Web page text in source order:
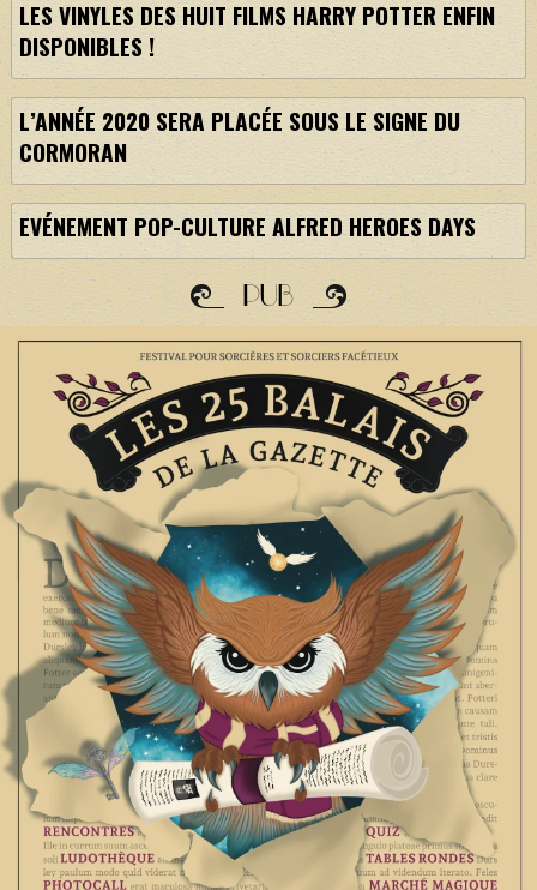
LES VINYLES DES HUIT FILMS HARRY POTTER ENFIN
DISPONIBLES !
L’ANNÉE 2020 SERA PLACÉE SOUS LE SIGNE DU
CORMORAN
EVÉNEMENT POP-CULTURE ALFRED HEROES DAYS
PUB